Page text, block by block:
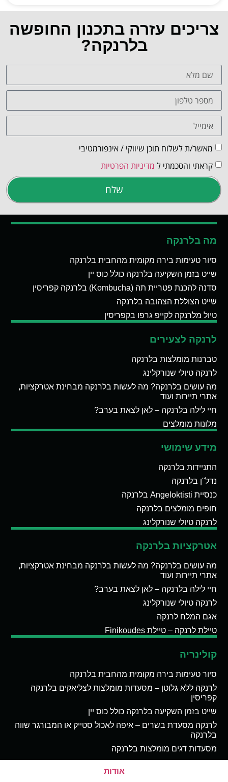
צריכים עזרה בתכנון החופשה
בלרנקה?
מאשר/ת לשלוח תוכן שיווקי / אינפורמטיבי
קראתי והסכמתי ל מדיניות הפרטיות
שלח
מה בלרנקה
סיור טעימות בירה מקומית מהחבית בלרנקה
שייט בזמן השקיעה בלרנקה כולל כוס יין
סדנה להכנת פטריית תה (Kombucha) בלרנקה קפריסין
שייט הצוללת הצהובה בלרנקה
טיול מלרנקה לקייפ גרפו בקפריסין
לרנקה לצעירים
טברנות מומלצות בלרנקה
לרנקה טיולי שנורקלינג
מה עושים בלרנקה? מה לעשות בלרנקה מבחינת אטרקציות,
אתרי תיירות ועוד
חיי לילה בלרנקה – לאן לצאת בערב?
מלונות מומלצים
מידע שימושי
התניידות בלרנקה
נדל"ן בלרנקה
כנסיית Angeloktisti בלרנקה
חופים מומלצים בלרנקה
לרנקה טיולי שנורקלינג
אטרקציות בלרנקה
מה עושים בלרנקה? מה לעשות בלרנקה מבחינת אטרקציות,
אתרי תיירות ועוד
חיי לילה בלרנקה – לאן לצאת בערב?
לרנקה טיולי שנורקלינג
אגם המלח לרנקה
טיילת לרנקה – טיילת Finikoudes
קולינריה
סיור טעימות בירה מקומית מהחבית בלרנקה
לרנקה ללא גלוטן – מסעדות מומלצות לצליאקים בלרנקה
קפריסין
שייט בזמן השקיעה בלרנקה כולל כוס יין
לרנקה מסעדת בשרים – איפה לאכול סטייק או המבורגר שווה
בלרנקה
מסעדות דגים מומלצות בלרנקה
אודות